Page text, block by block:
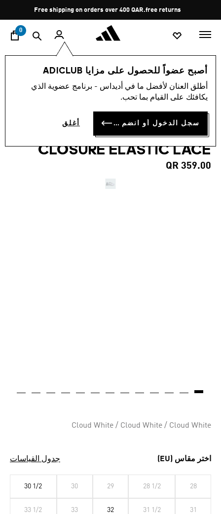
Pause
promotion
rotation
Free shipping on orders over 400 QAR.free returns
0
أصبح عضواً للحصول على مزايا ADICLUB
أطلق العنان لأفضل ما في أديداس - برنامج عضوية الذي
يكافئك على القيام بما تحب.
سجل الدخول أو انضم الآن أغلق
الأطفال أحذية
متوسط
قيمة
4.2
5
نجوم.
Read
4.2 (44)
حذاء للأطفال SUPERSTAR LED
LIGHTS COMFORT
CLOSURE ELASTIC LACE
QR 359.00
Cloud White / Cloud White / Cloud White
اختر مقاس (EU) جدول القياسات
28
28 1/2
29
30
30 1/2
31
31 1/2
32
33
33 1/2